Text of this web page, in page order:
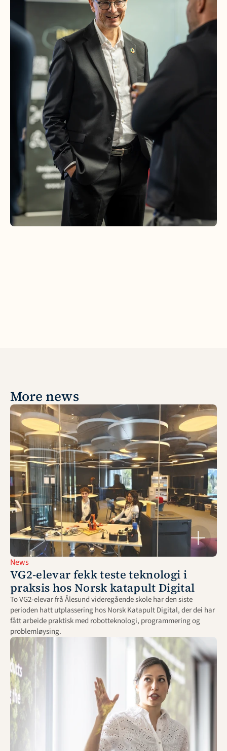
More news
News
VG2-elevar fekk teste teknologi i
praksis hos Norsk katapult Digital
To VG2-elevar frå Ålesund videregående skole har den siste
perioden hatt utplassering hos Norsk Katapult Digital, der dei har
fått arbeide praktisk med robotteknologi, programmering og
problemløysing.